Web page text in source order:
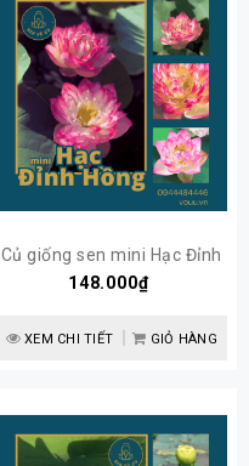
Củ giống sen mini Hạc Đỉnh
Hồng | Sen Vô Ưu
148.000₫
XEM CHI TIẾT GIỎ HÀNG